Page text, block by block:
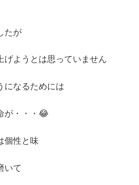
たが
げようとは思っていません
になるためには
が・・・😂
個性と味
いて